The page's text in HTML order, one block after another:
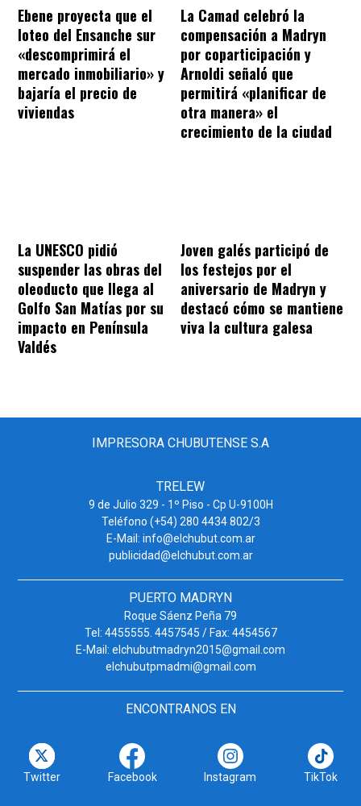
Ebene proyecta que el
loteo del Ensanche sur
«descomprimirá el
mercado inmobiliario» y
bajaría el precio de
viviendas
La Camad celebró la
compensación a Madryn
por coparticipación y
Arnoldi señaló que
permitirá «planificar de
otra manera» el
crecimiento de la ciudad
La UNESCO pidió
suspender las obras del
oleoducto que llega al
Golfo San Matías por su
impacto en Península
Valdés
Joven galés participó de
los festejos por el
aniversario de Madryn y
destacó cómo se mantiene
viva la cultura galesa
IMPRESORA CHUBUTENSE S.A
TRELEW
9 de Julio 329 - 1º Piso - Cp U-9100H
Teléfono (+54) 280 4434 802/3
E-Mail: info@elchubut.com.ar
publicidad@elchubut.com.ar
PUERTO MADRYN
Roque Sáenz Peña 79
Tel: 4455555. 4457545 / Fax: 4454567
E-Mail: elchubutmadryn2015@gmail.com
elchubutpmadmi@gmail.com
ENCONTRANOS EN
Twitter Facebook Instagram TikTok